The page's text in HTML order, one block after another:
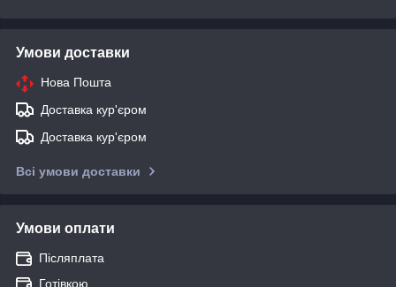
Умови доставки
Нова Пошта
Доставка кур'єром
Доставка кур'єром
Всі умови доставки
Умови оплати
Післяплата
Готівкою